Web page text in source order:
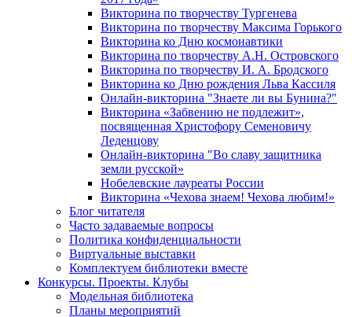
Викторина по творчеству Тургенева
Викторина по творчеству Максима Горького
Викторина ко Дню космонавтики
Викторина по творчеству А.Н. Островского
Викторина по творчеству И. А. Бродского
Викторина ко Дню рождения Льва Кассиля
Онлайн-викторина "Знаете ли вы Бунина?"
Викторина «Забвению не подлежит»,
посвященная Христофору Семеновичу
Леденцову
Онлайн-викторина "Во славу защитника
земли русской»
Нобелевские лауреаты России
Викторина «Чехова знаем! Чехова любим!»
Блог читателя
Часто задаваемые вопросы
Политика конфиденциальности
Виртуальные выставки
Комплектуем библиотеки вместе
Конкурсы. Проекты. Клубы
Модельная библиотека
Планы мероприятий